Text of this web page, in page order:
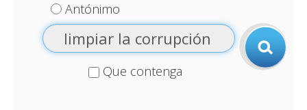
Antónimo
Que contenga